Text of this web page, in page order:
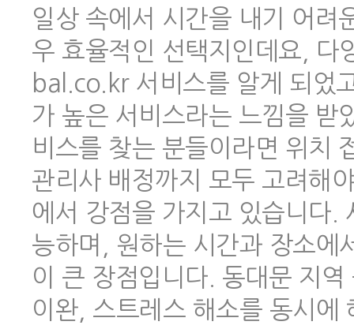
일상 속에서 시간을 내기 어려
우 효율적인 선택지인데요,
bal.co.kr 서비스를 알게 되었
가 높은 서비스라는 느낌을 받
비스를 찾는 분들이라면 위치
관리사 배정까지 모두 고려해
에서 강점을 가지고 있습니다.
능하며, 원하는 시간과 장소에
이 큰 장점입니다. 동대문 지
이완, 스트레스 해소를 동시에